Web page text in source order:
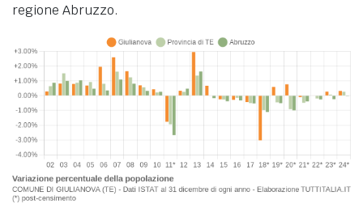
regione Abruzzo.